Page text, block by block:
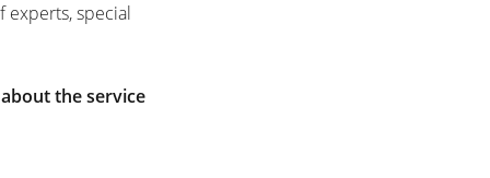
experts, special
the service